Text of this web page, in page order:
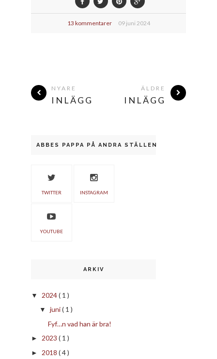
13 kommentarer 09 juni 2024
NYARE
INLÄGG
ÄLDRE
INLÄGG
ABBES PAPPA PÅ ANDRA STÄLLEN
TWITTER INSTAGRAM
YOUTUBE
ARKIV
▼ 2024( 1 )
▼ juni( 1 )
Fyf…n vad han är bra!
► 2023 ( 1 )
► 2018 ( 4 )